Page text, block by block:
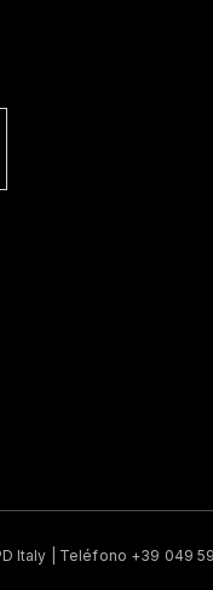
Italy | Teléfono +39 049